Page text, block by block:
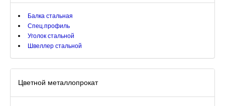
Балка стальная
Спец.профиль
Уголок стальной
Швеллер стальной
Цветной металлопрокат